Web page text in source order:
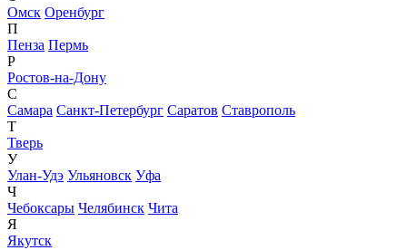
Омск Оренбург
П
Пенза Пермь
Р
Ростов-на-Дону
С
Самара Санкт-Петербург Саратов Ставрополь
Т
Тверь
У
Улан-Удэ Ульяновск Уфа
Ч
Чебоксары Челябинск Чита
Я
Якутск